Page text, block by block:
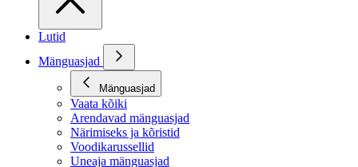
Lutid
Mänguasjad
Mänguasjad
Vaata kõiki
Arendavad mänguasjad
Närimiseks ja kõristid
Voodikarussellid
Uneaja mänguasjad